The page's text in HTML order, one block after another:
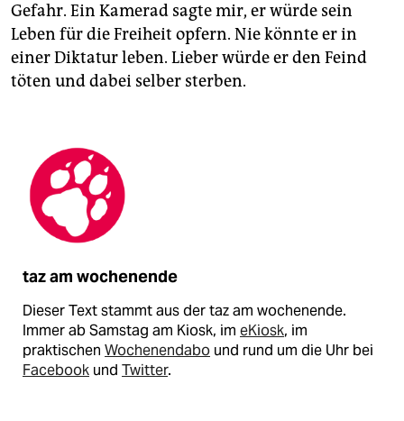
Gefahr. Ein Kamerad sagte mir, er würde sein
Leben für die Freiheit opfern. Nie könnte er in
einer Diktatur leben. Lieber würde er den Feind
töten und dabei selber sterben.
taz am wochenende
Dieser Text stammt aus der taz am wochenende.
Immer ab Samstag am Kiosk, im eKiosk, im
praktischen Wochenendabo und rund um die Uhr bei
Facebook und Twitter.